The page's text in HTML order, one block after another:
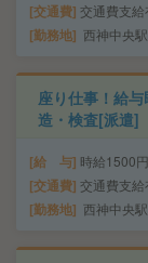
交通費 交通費支給
勤務地 西神中央
座り仕事！給
造・検査[派遣]
給 与 時給1500円
交通費 交通費支給
勤務地 西神中央